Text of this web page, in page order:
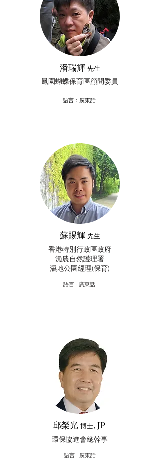
潘瑞輝 先生
鳳園蝴蝶保育區顧問委員
語言：廣東話
蘇賜輝 先生
香港特別行政區政府
漁農自然護理署
濕地公園經理(保育)
​語言 : 廣東話
邱榮光 博士, JP
環保協進會總幹事
​語言 : 廣東話